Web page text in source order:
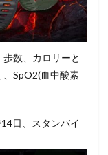
数、カロリーと
SpO2(血中酸素
日、スタンバイ